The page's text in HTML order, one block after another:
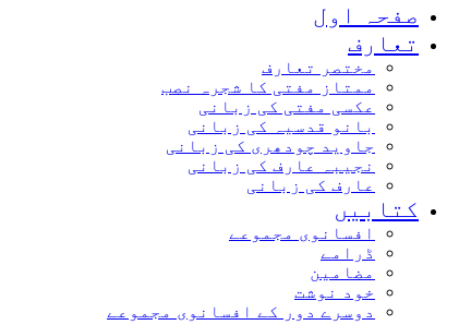
صفحہ اول
تعارف
مختصر تعارف
ممتاز مفتی کا شجرہ نصب
عکسی مفتی کی زبانی
بانو قدسیہ کی زبانی
جاوید چودھری کی زبانی
نجیبہ عارف کی زبانی
عارف کی زبانی
کتابیں
افسانوی مجموعے
ڈرامے
مضامین
خود نوشت
دوسرے دور کے افسانوی مجموعے